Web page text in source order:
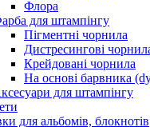
Флора
для штампінгу
Пігментні чорнила
Дистресингові
Крейдовані чорнила
На основі барвника
для штампінгу
для альбомів, блокнотів